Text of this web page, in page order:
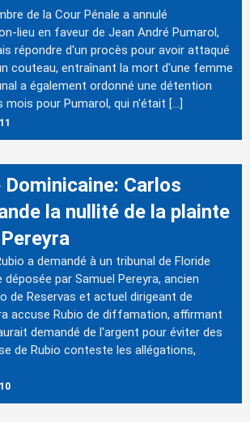
de la Cour Pénale a annulé
lieu en faveur de Jean André Pumarol,
répondre d'un procès pour avoir attaqué
couteau, entraînant la mort d'une femme
a également ordonné une détention
mois pour Pumarol, qui n'était […]
Dominicaine: Carlos
la nullité de la plainte
a demandé à un tribunal de Floride
déposée par Samuel Pereyra, ancien
de Reservas et actuel dirigeant de
accuse Rubio de diffamation, affirmant
demandé de l'argent pour éviter des
de Rubio conteste les allégations,